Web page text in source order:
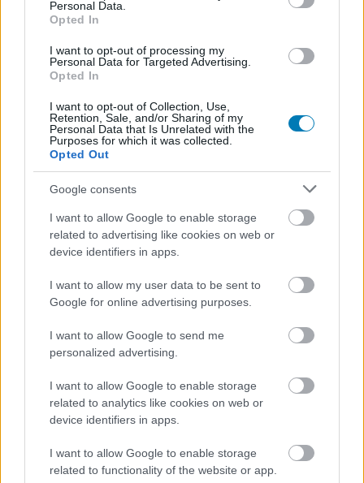
Personal Data.
Opted In
I want to opt-out of processing my
Personal Data for Targeted Advertising.
Opted In
I want to opt-out of Collection, Use,
Retention, Sale, and/or Sharing of my
Personal Data that Is Unrelated with the
Purposes for which it was collected.
Opted Out
Google consents
I want to allow Google to enable storage
related to advertising like cookies on web or
device identifiers in apps.
I want to allow my user data to be sent to
Google for online advertising purposes.
I want to allow Google to send me
personalized advertising.
I want to allow Google to enable storage
related to analytics like cookies on web or
device identifiers in apps.
I want to allow Google to enable storage
related to functionality of the website or app.
ebben a formában. Raphael Colantonio és Harvey Smith,
végigjátszásban meséltek arról, hogy az Arkane Studios
a Bethesda közelében először nem saját új világon
4-en vagy egy Blade Runner-játékon.
stúdiót, hogy a Thief jogait próbálja megszerezni, és úgy
gondolta, az Arkane lenne a megfelelő csapat a
hangzik, hiszen a Thief a lopakodós játékok egyik
legfontosabb őse, az Arkane pedig később pont azokból